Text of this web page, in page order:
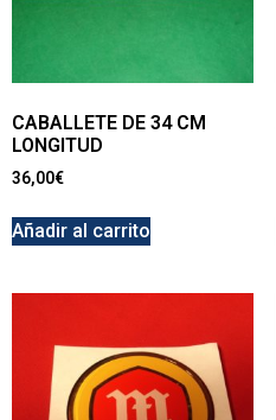
CABALLETE DE 34 CM
LONGITUD
36,00€
Añadir al carrito